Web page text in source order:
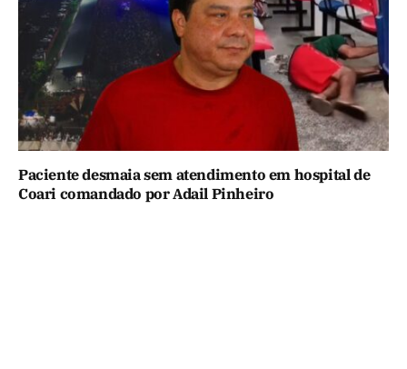
Paciente desmaia sem atendimento em hospital de
Coari comandado por Adail Pinheiro